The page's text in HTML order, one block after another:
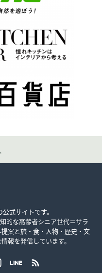
式サイトです。
的な高齢者シニア世代＝サラ
案と旅・食・人物・歴史・文
報を発信しています。